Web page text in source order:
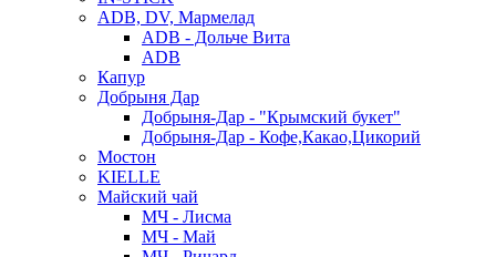
ADB, DV, Мармелад
ADB - Дольче Вита
ADB
Капур
Добрыня Дар
Добрыня-Дар - "Крымский букет"
Добрыня-Дар - Кофе,Какао,Цикорий
Мостон
KIELLE
Майский чай
МЧ - Лисма
МЧ - Май